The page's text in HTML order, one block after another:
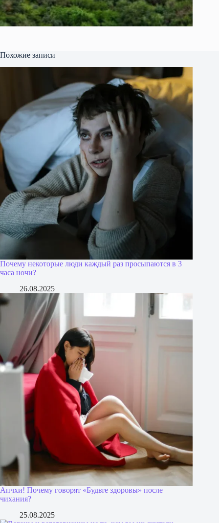
Похожие записи
Почему некоторые люди каждый раз просыпаются в 3
часа ночи?
26.08.2025
Апчхи! Почему говорят «Будьте здоровы» после
чихания?
25.08.2025